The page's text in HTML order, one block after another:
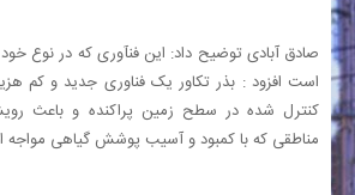
صادق آبادی توضیح داد: این فنآوری که در نوع
است افزود : بذر تکاور یک فناوری جدید و کم
کنترل شده در سطح زمین پراکنده و باعث
مناطقی که با کمبود و آسیب پوشش گیاهی مواجه